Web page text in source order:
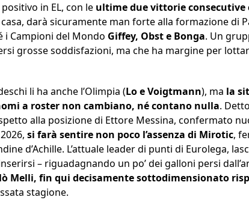
in EL, con le ultime due vittorie consecutive
darà sicuramente man forte alla formazione di
i Campioni del Mondo Giffey, Obst e Bonga. Un
grosse soddisfazioni, ma che ha margine per
li ha anche l’Olimpia (Lo e Voigtmann), ma la
a roster non cambiano, né contano nulla.
alla posizione di Ettore Messina, confermato
si farà sentire non poco l’assenza di Mirotic,
d’Achille. L’attuale leader di punti di Eurolega,
– riguadagnando un po’ dei galloni persi
Melli, fin qui decisamente sottodimensionato
stagione.